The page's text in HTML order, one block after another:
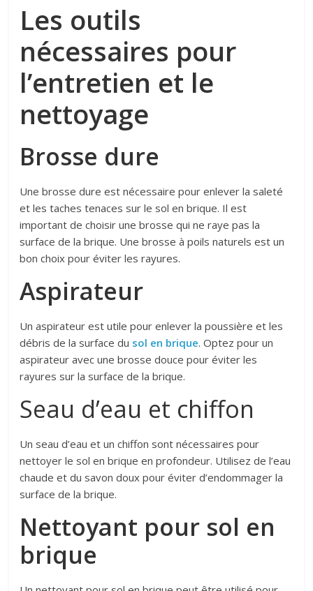
Les outils
nécessaires pour
l’entretien et le
nettoyage
Brosse dure
Une brosse dure est nécessaire pour enlever la saleté
et les taches tenaces sur le sol en brique. Il est
important de choisir une brosse qui ne raye pas la
surface de la brique. Une brosse à poils naturels est un
bon choix pour éviter les rayures.
Aspirateur
Un aspirateur est utile pour enlever la poussière et les
débris de la surface du sol en brique. Optez pour un
aspirateur avec une brosse douce pour éviter les
rayures sur la surface de la brique.
Seau d’eau et chiffon
Un seau d’eau et un chiffon sont nécessaires pour
nettoyer le sol en brique en profondeur. Utilisez de l’eau
chaude et du savon doux pour éviter d’endommager la
surface de la brique.
Nettoyant pour sol en
brique